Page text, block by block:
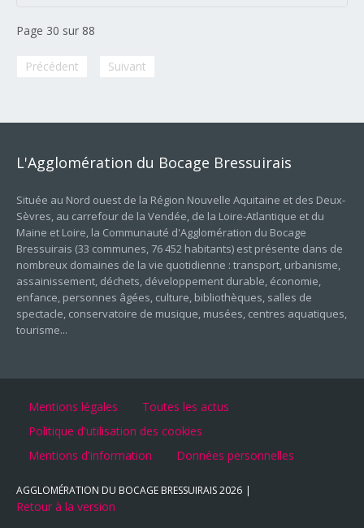
Page 30 sur 88
Précédent Suivant
L'Agglomération du Bocage Bressuirais
Située au Nord ouest de la Région Nouvelle Aquitaine et des Deux-
Sèvres, au carrefour de la Vendée, de la Loire-Atlantique et du
Maine et Loire, la Communauté d'Agglomération du Bocage
Bressuirais (33 communes, 76 452 habitants) est présente dans de
nombreux domaines de la vie quotidienne : transport, urbanisme,
assainissement, déchets, développement durable, économie,
enfance, personnes âgées, culture, bibliothèques, salles de
spectacle, conservatoire de musique, musées, centres aquatiques,
tourisme...
Mentions légales
Toutes les actus
Politique d'utilisation des cookies
Mentions d'information
Données personnelles
AGGLOMÉRATION DU BOCAGE BRESSUIRAIS2026
Retour à la version